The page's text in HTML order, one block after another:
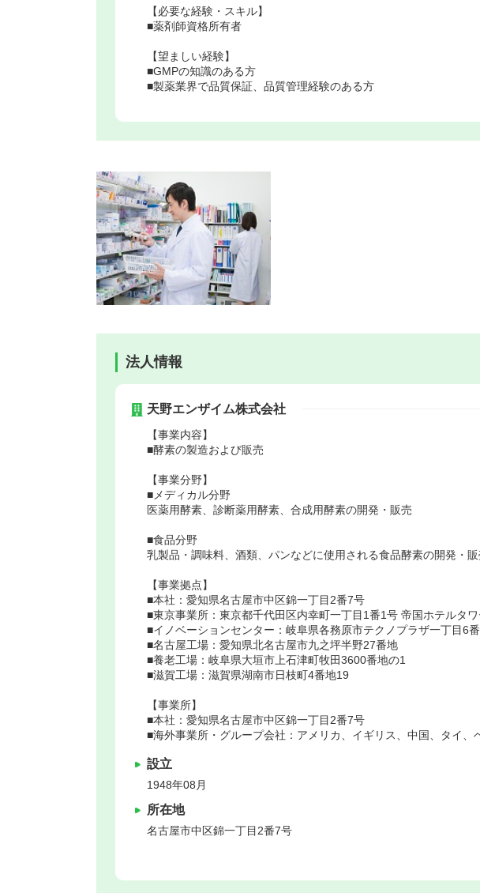
【必要な経験・スキル】
■薬剤師資格所有者
【望ましい経験】
■GMPの知識のある方
■製薬業界で品質保証、品質管理経験のある方
法人情報
天野エンザイム株式会社
【事業内容】
■酵素の製造および販売
【事業分野】
■メディカル分野
医薬用酵素、診断薬用酵素、合成用酵素の開発・販売
■食品分野
乳製品・調味料、酒類、パンなどに使用される食品酵素の開発・販
【事業拠点】
■本社：愛知県名古屋市中区錦一丁目2番7号
■東京事業所：東京都千代田区内幸町一丁目1番1号 帝国ホテルタ
■イノベーションセンター：岐阜県各務原市テクノプラザ一丁目6番
■名古屋工場：愛知県北名古屋市九之坪半野27番地
■養老工場：岐阜県大垣市上石津町牧田3600番地の1
■滋賀工場：滋賀県湖南市日枝町4番地19
【事業所】
■本社：愛知県名古屋市中区錦一丁目2番7号
■海外事業所・グループ会社：アメリカ、イギリス、中国、タイ、
設立
1948年08月
所在地
名古屋市中区錦一丁目2番7号